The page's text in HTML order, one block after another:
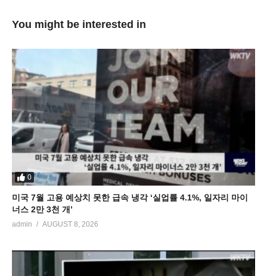
You might be interested in
0
미국 7월 고용 예상치 못한 급속 냉각 ‘실업률 4.1%, 일자리 마이
너스 2만 3천 개’
admin AUGUST 8, 2026